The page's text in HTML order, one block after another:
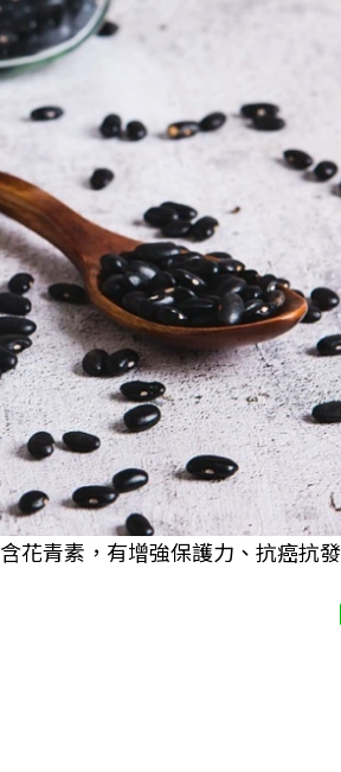
花青素，有增強保護力、抗癌抗